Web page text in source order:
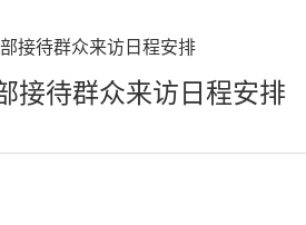
接待群众来访日程安排
接待群众来访日程安排